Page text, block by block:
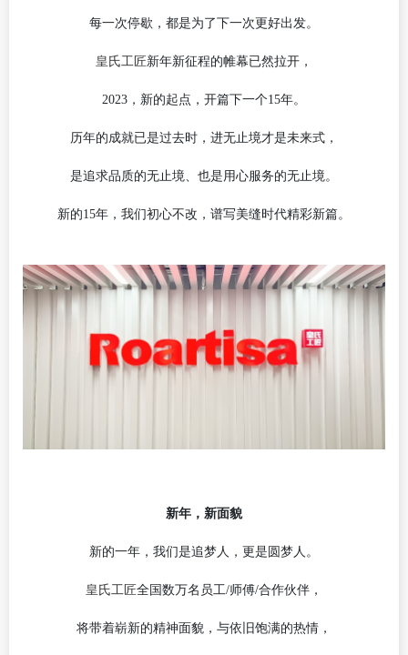
每一次停歇，都是为了下一次更好出发。
皇氏工匠新年新征程的帷幕已然拉开，
2023，新的起点，开篇下一个15年。
历年的成就已是过去时，进无止境才是未来式，
是追求品质的无止境、也是用心服务的无止境。
新的15年，我们初心不改，谱写美缝时代精彩新篇。
新年，新面貌
新的一年，我们是追梦人，更是圆梦人。
皇氏工匠全国数万名员工/师傅/合作伙伴，
将带着崭新的精神面貌，与依旧饱满的热情，